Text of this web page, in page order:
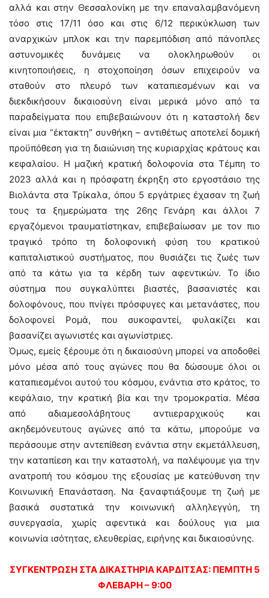
αλλά και στην Θεσσαλονίκη με την επαναλαμβανόμενη
τόσο στις 17/11 όσο και στις 6/12 περικύκλωση των
αναρχικών μπλοκ και την παρεμπόδιση από πάνοπλες
αστυνομικές δυνάμεις να ολοκληρωθούν οι
κινητοποιήσεις, η στοχοποίηση όσων επιχειρούν να
σταθούν στο πλευρό των καταπιεσμένων και να
διεκδικήσουν δικαιοσύνη είναι μερικά μόνο από τα
παραδείγματα που επιβεβαιώνουν ότι η καταστολή δεν
είναι μια “έκτακτη” συνθήκη – αντιθέτως αποτελεί δομική
προϋπόθεση για τη διαιώνιση της κυριαρχίας κράτους και
κεφαλαίου. Η μαζική κρατική δολοφονία στα Τέμπη το
2023 αλλά και η πρόσφατη έκρηξη στο εργοστάσιο της
Βιολάντα στα Τρίκαλα, όπου 5 εργάτριες έχασαν τη ζωή
τους τα ξημερώματα της 26ης Γενάρη και άλλοι 7
εργαζόμενοι τραυματίστηκαν, επιβεβαίωσαν με τον πιο
τραγικό τρόπο τη δολοφονική φύση του κρατικού
καπιταλιστικού συστήματος, που θυσιάζει τις ζωές των
από τα κάτω για τα κέρδη των αφεντικών. Το ίδιο
σύστημα που συγκαλύπτει βιαστές, βασανιστές και
δολοφόνους, που πνίγει πρόσφυγες και μετανάστες, που
δολοφονεί Ρομά, που συκοφαντεί, φυλακίζει και
βασανίζει αγωνιστές και αγωνίστριες.
Όμως, εμείς ξέρουμε ότι η δικαιοσύνη μπορεί να αποδοθεί
μόνο μέσα από τους αγώνες που θα δώσουμε όλοι οι
καταπιεσμένοι αυτού του κόσμου, ενάντια στο κράτος, το
κεφάλαιο, την κρατική βία και την τρομοκρατία. Μέσα
από αδιαμεσολάβητους αντιιεραρχικούς και
ακηδεμόνευτους αγώνες από τα κάτω, μπορούμε να
περάσουμε στην αντεπίθεση ενάντια στην εκμετάλλευση,
την καταπίεση και την καταστολή, να παλέψουμε για την
ανατροπή του κόσμου της εξουσίας με κατεύθυνση την
Κοινωνική Επανάσταση. Να ξαναφτιάξουμε τη ζωή με
βασικά συστατικά την κοινωνική αλληλεγγύη, τη
συνεργασία, χωρίς αφεντικά και δούλους για μια
κοινωνία ισότητας, ελευθερίας, ειρήνης και δικαιοσύνης.
ΣΥΓΚΕΝΤΡΩΣΗ ΣΤΑ ΔΙΚΑΣΤΗΡΙΑ ΚΑΡΔΙΤΣΑΣ: ΠΕΜΠΤΗ 5
ΦΛΕΒΑΡΗ – 9:00